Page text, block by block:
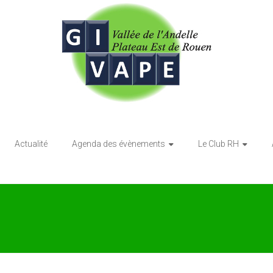
Actualité Agenda des évènements Le Club RH